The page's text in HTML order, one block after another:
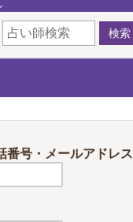
番号・メールアドレス